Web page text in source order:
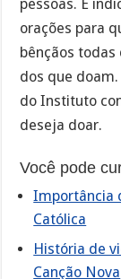
pessoas. E
orações para
bênçãos todas
dos que
do Instituto
deseja doar.
Você pode
Importância
Católica
História de
Canção Nova